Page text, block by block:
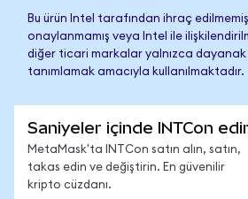
Bu ürün Intel tarafından ihraç
onaylanmamış veya Intel ile
diğer ticari markalar yalnızca dayanak
tanımlamak amacıyla kullanılmaktadır.
Saniyeler içinde INTCon
MetaMask'ta INTCon satın alın, satın,
takas edin ve değiştirin. En güvenilir
kripto cüzdanı.